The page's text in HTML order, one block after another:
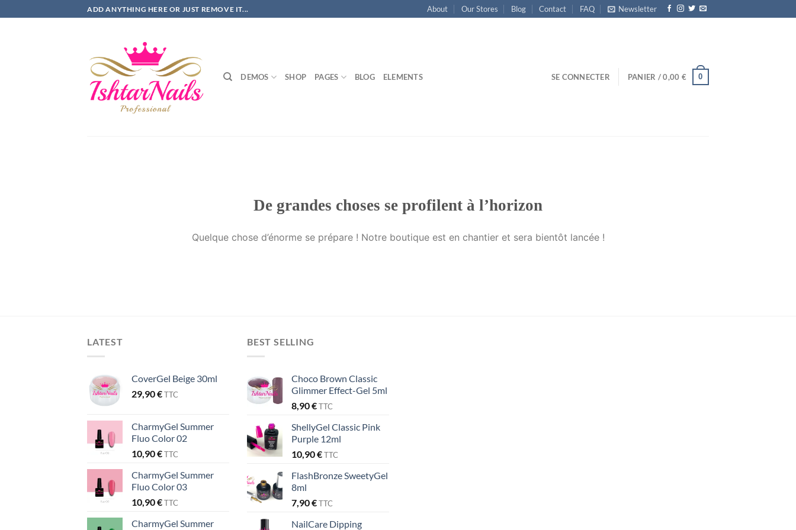
au
ADD ANYTHING HERE OR JUST REMOVE IT... About Our Stores Blog Contact FAQ Newsletter
DEMOS SHOP PAGES BLOG ELEMENTS SE CONNECTER PANIER /0,00 € 0
De grandes choses se profilent à l’horizon
Quelque chose d’énorme se prépare ! Notre boutique est en chantier et sera bientôt lancée !
LATEST
CoverGel Beige 30ml
29,90€TTC
CharmyGel Summer
Fluo Color 02
10,90€TTC
CharmyGel Summer
Fluo Color 03
10,90€TTC
CharmyGel Summer
BEST SELLING
Choco Brown Classic
Glimmer Effect-Gel 5ml
8,90€TTC
ShellyGel Classic Pink
Purple 12ml
10,90€TTC
FlashBronze SweetyGel
8ml
7,90€TTC
NailCare Dipping